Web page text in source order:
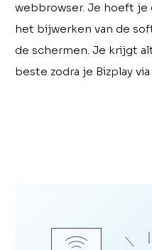
webbrowser. Je hoeft je
het bijwerken van de
de schermen. Je krijgt
beste zodra je Bizplay